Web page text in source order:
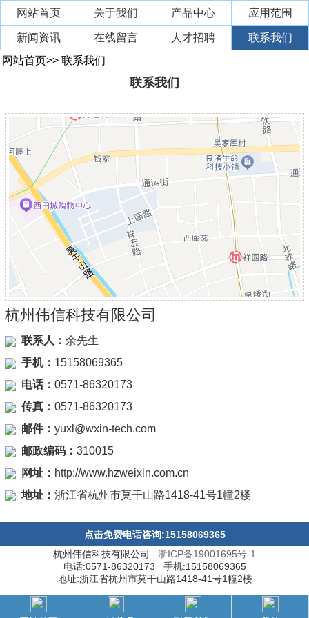
网站首页 关于我们 产品中心 应用范围
新闻资讯 在线留言 人才招聘
联系我们
网站首页>> 联系我们
联系我们
杭州伟信科技有限公司
联系人：余先生
手机： 15158069365
电话：0571-86320173
传真：0571-86320173
邮件：yuxl@wxin-tech.com
邮政编码：310015
网址： http://www.hzweixin.com.cn
地址：浙江省杭州市莫干山路1418-41号1幢2楼
点击免费电话咨询:15158069365
杭州伟信科技有限公司 浙ICP备19001695号-1
电话:0571-86320173 手机:15158069365
地址:浙江省杭州市莫干山路1418-41号1幢2楼